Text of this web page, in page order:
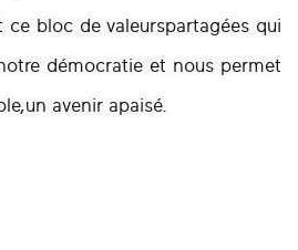
ce bloc de valeurspartagées qui
démocratie et nous permet
avenir apaisé.